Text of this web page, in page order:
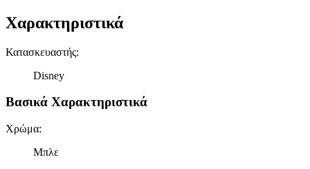
Χαρακτηριστικά
Κατασκευαστής:
Disney
Βασικά Χαρακτηριστικά
Χρώμα:
Μπλε